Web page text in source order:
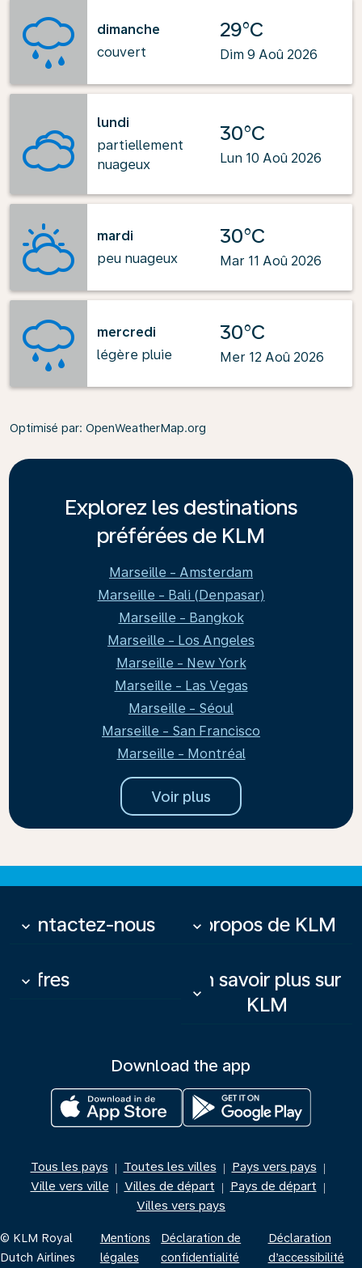
dimanche
couvert
29°C
Dim 9 Aoû 2026
lundi
partiellement
nuageux
30°C
Lun 10 Aoû 2026
mardi
peu nuageux
30°C
Mar 11 Aoû 2026
mercredi
légère pluie
30°C
Mer 12 Aoû 2026
Optimisé par: OpenWeatherMap.org
Explorez les destinations
préférées de KLM
Marseille - Amsterdam
Marseille - Bali (Denpasar)
Marseille - Bangkok
Marseille - Los Angeles
Marseille - New York
Marseille - Las Vegas
Marseille - Séoul
Marseille - San Francisco
Marseille - Montréal
Voir plus
Contactez-nous
keyboard_arrow_down À propos de KLM
keyboard_arrow_down
Offres
keyboard_arrow_down
En savoir plus sur
KLM
keyboard_arrow_down
Download the app
Tous les pays | Toutes les villes | Pays vers pays |
Ville vers ville | Villes de départ | Pays de départ |
Villes vers pays
© KLM Royal
Dutch Airlines
Mentions
légales
Déclaration de
confidentialité
Déclaration
d’accessibilité